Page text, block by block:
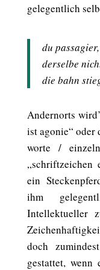
gelegentlich
du
derselbe
die bahn
Andernorts
ist agonie“
worte /
„schriftzeichen
ein
ihm
Intellektueller
doch
gestattet, wenn